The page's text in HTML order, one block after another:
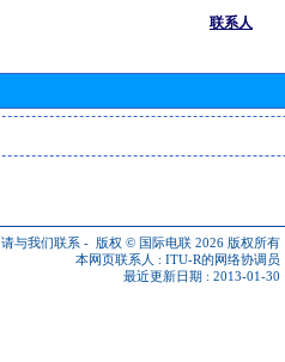
联系人
请与我们联系 - 版权 © 国际电联 2026 版权所有
本网页联系人 : ITU-R的网络协调员
最近更新日期 : 2013-01-30